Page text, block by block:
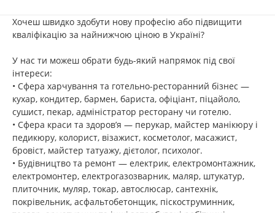
Хочеш швидко здобути нову професію або підвищити
кваліфікацію за найнижчою ціною в Україні?
У нас ти можеш обрати будь-який напрямок під свої
інтереси:
• Сфера харчування та готельно-ресторанний бізнес —
кухар, кондитер, бармен, бариста, офіціант, піцайоло,
сушист, пекар, адміністратор ресторану чи готелю.
• Сфера краси та здоров’я — перукар, майстер манікюру і
педикюру, колорист, візажист, косметолог, масажист,
бровіст, майстер татуажу, дієтолог, психолог.
• Будівництво та ремонт — електрик, електромонтажник,
електромонтер, електрогазозварник, маляр, штукатур,
плиточник, муляр, токар, автослюсар, сантехнік,
покрівельник, асфальтобетонщик, піскоструминник,